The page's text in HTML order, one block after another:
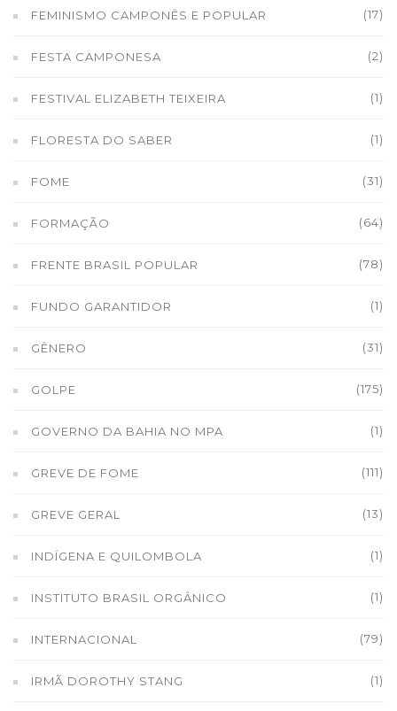
FEMINISMO CAMPONÊS E POPULAR (17)
FESTA CAMPONESA (2)
FESTIVAL ELIZABETH TEIXEIRA (1)
FLORESTA DO SABER (1)
FOME (31)
FORMAÇÃO (64)
FRENTE BRASIL POPULAR (78)
FUNDO GARANTIDOR (1)
GÊNERO (31)
GOLPE (175)
GOVERNO DA BAHIA NO MPA (1)
GREVE DE FOME (111)
GREVE GERAL (13)
INDÍGENA E QUILOMBOLA (1)
INSTITUTO BRASIL ORGÂNICO (1)
INTERNACIONAL (79)
IRMÃ DOROTHY STANG (1)